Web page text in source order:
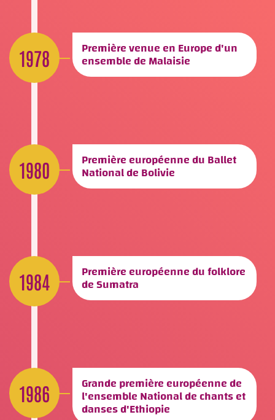
1978 Première venue en Europe d'un
ensemble de Malaisie
1980 Première européenne du Ballet
National de Bolivie
1984 Première européenne du folklore
de Sumatra
1986 Grande première européenne de
l'ensemble National de chants et
danses d'Ethiopie